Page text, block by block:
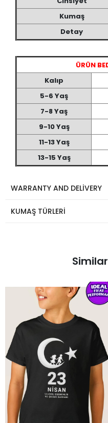
Kumaş
Detay
ÜRÜN
Kalıp
5-6 Yaş
7-8 Yaş
9-10 Yaş
11-13 Yaş
13-15 Yaş
WARRANTY AND DELİVERY
KUMAŞ TÜRLERİ